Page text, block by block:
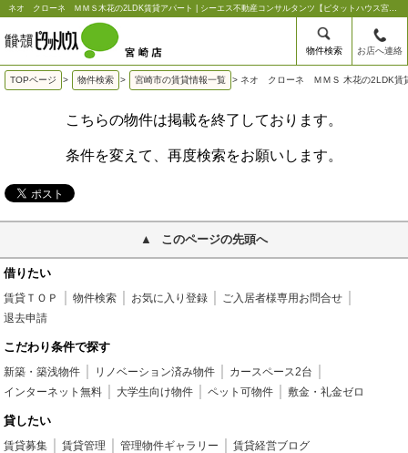
ネオ クローネ ＭＭＳ木花の2LDK賃貸アパート | シーエス不動産コンサルタンツ【ピタットハウス宮崎店】
物件検索 お店へ連絡
TOPページ > 物件検索 > 宮崎市の賃貸情報一覧 > ネオ クローネ ＭＭＳ 木花の2LDK賃
こちらの物件は掲載を終了しております。
条件を変えて、再度検索をお願いします。
このページの先頭へ
借りたい
賃貸ＴＯＰ 物件検索 お気に入り登録
ご入居者様専用お問合せ
退去申請
こだわり条件で探す
新築・築浅物件 リノベーション済み物件
カースペース2台
インターネット無料
大学生向け物件 ペット可物件 敷金・礼金ゼロ
貸したい
賃貸募集 賃貸管理 管理物件ギャラリー 賃貸経営ブログ